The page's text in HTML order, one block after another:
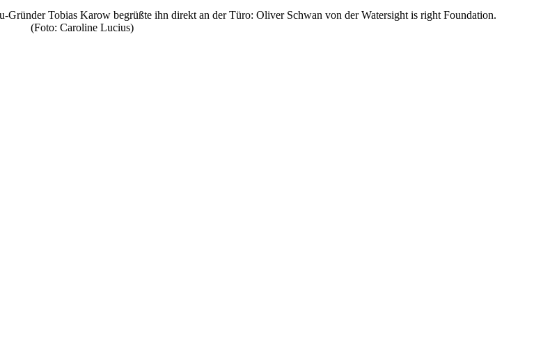
Gründer Tobias Karow begrüßte ihn direkt an der Türo: Oliver Schwan von der Watersight is right Foundation.
(Foto: Caroline Lucius)